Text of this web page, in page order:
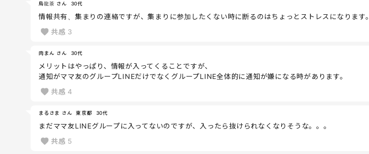
烏龍茶 さん 30代
情報共有、集まりの連絡ですが、集まりに参加したくない時に断るのはちょっとストレスになります。
共感 3
肉まん さん 30代
メリットはやっぱり、情報が入ってくることですが、
通知がママ友のグループLINEだけでなくグループLINE全体的に通知が嫌になる時があります。
共感 4
まるさま さん 東京都 30代
まだママ友LINEグループに入ってないのですが、入ったら抜けられなくなりそうな。。。
共感 5